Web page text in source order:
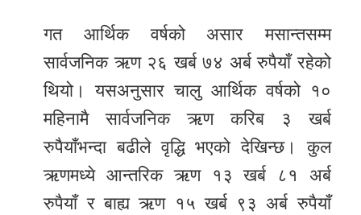
गत आर्थिक वर्षको असार मसान्तसम्म
सार्वजनिक ऋण २६ खर्ब ७४ अर्ब रुपैयाँ रहेको
थियो। यसअनुसार चालु आर्थिक वर्षको १०
महिनामै सार्वजनिक ऋण करिब ३ खर्ब
रुपैयाँभन्दा बढीले वृद्धि भएको देखिन्छ। कुल
ऋणमध्ये आन्तरिक ऋण १३ खर्ब ८१ अर्ब
रुपैयाँ र बाह्य ऋण १५ खर्ब ९३ अर्ब रुपैयाँ